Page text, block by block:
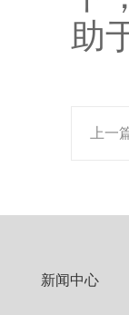
助
上一
新闻中心